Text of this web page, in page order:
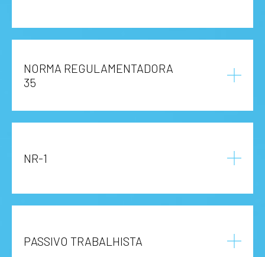
NORMA REGULAMENTADORA
35
NR-1
PASSIVO TRABALHISTA